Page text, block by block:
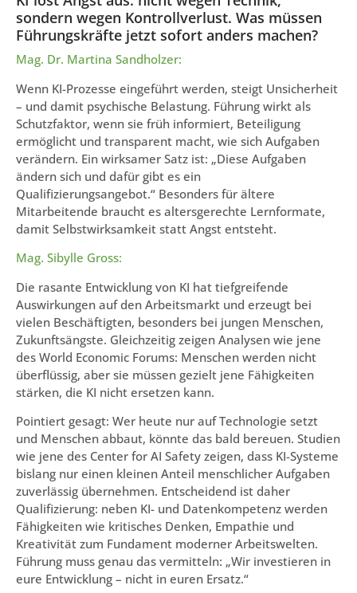
sondern wegen Kontrollverlust. Was müssen
Führungskräfte jetzt sofort anders machen?
Mag. Dr. Martina Sandholzer:
Wenn KI-Prozesse eingeführt werden, steigt Unsicherheit
– und damit psychische Belastung. Führung wirkt als
Schutzfaktor, wenn sie früh informiert, Beteiligung
ermöglicht und transparent macht, wie sich Aufgaben
verändern. Ein wirksamer Satz ist: „Diese Aufgaben
ändern sich und dafür gibt es ein
Qualifizierungsangebot.“ Besonders für ältere
Mitarbeitende braucht es altersgerechte Lernformate,
damit Selbstwirksamkeit statt Angst entsteht.
Mag. Sibylle Gross:
Die rasante Entwicklung von KI hat tiefgreifende
Auswirkungen auf den Arbeitsmarkt und erzeugt bei
vielen Beschäftigten, besonders bei jungen Menschen,
Zukunftsängste. Gleichzeitig zeigen Analysen wie jene
des World Economic Forums: Menschen werden nicht
überflüssig, aber sie müssen gezielt jene Fähigkeiten
stärken, die KI nicht ersetzen kann.
Pointiert gesagt: Wer heute nur auf Technologie setzt
und Menschen abbaut, könnte das bald bereuen. Studien
wie jene des Center for AI Safety zeigen, dass KI-Systeme
bislang nur einen kleinen Anteil menschlicher Aufgaben
zuverlässig übernehmen. Entscheidend ist daher
Qualifizierung: neben KI- und Datenkompetenz werden
Fähigkeiten wie kritisches Denken, Empathie und
Kreativität zum Fundament moderner Arbeitswelten.
Führung muss genau das vermitteln: „Wir investieren in
eure Entwicklung – nicht in euren Ersatz.“